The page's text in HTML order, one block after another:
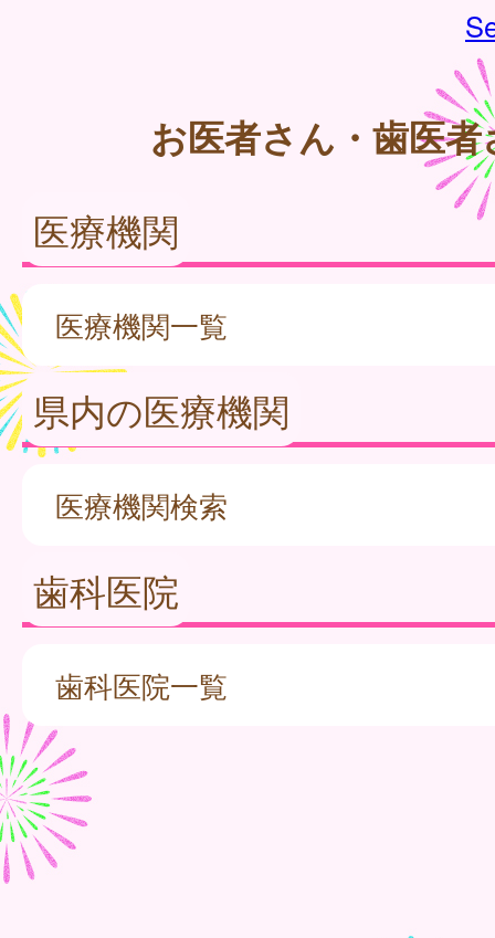
お医者さん・歯医者
医療機関
医療機関一覧
県内の医療機関
医療機関検索
歯科医院
歯科医院一覧